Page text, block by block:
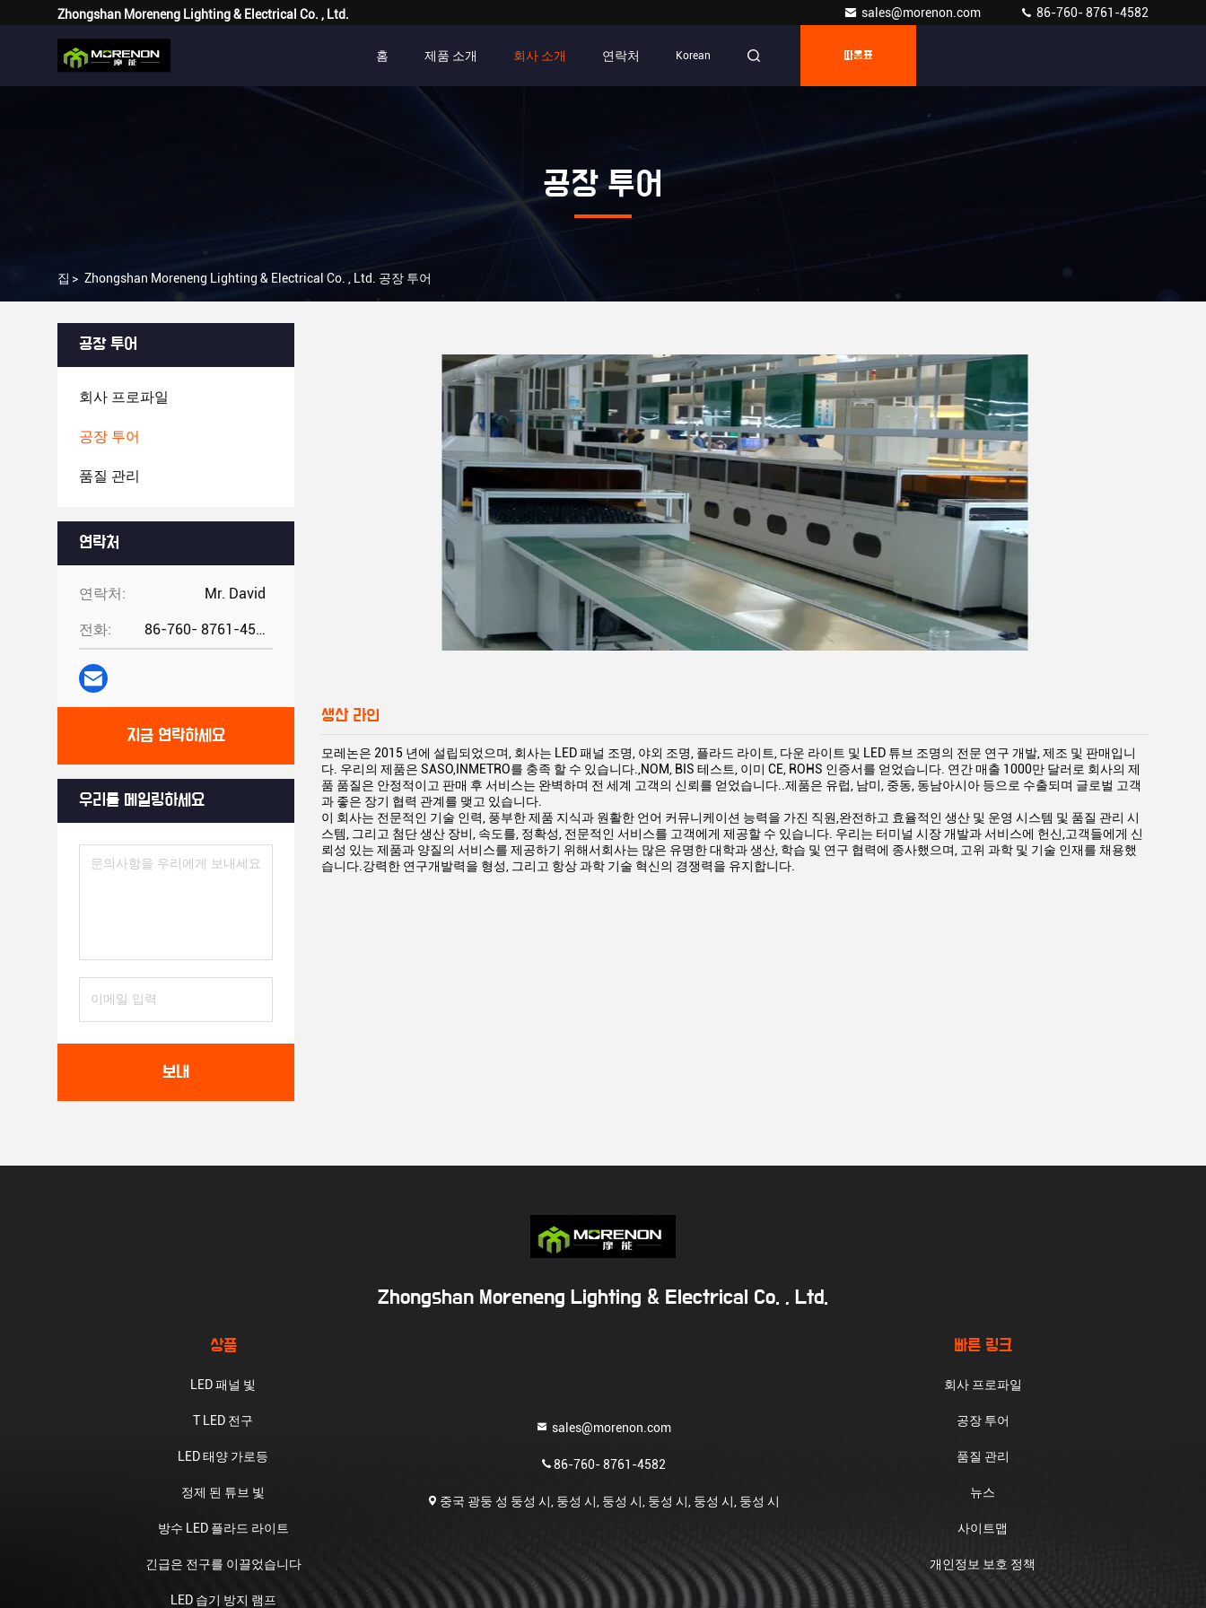
Zhongshan Moreneng Lighting & Electrical Co. , Ltd. sales@morenon.com 86-760- 8761-4582
홈 제품 소개 회사 소개 연락처 Korean 따옴표
공장 투어
집 > Zhongshan Moreneng Lighting & Electrical Co. , Ltd. 공장 투어
공장 투어
회사 프로파일
공장 투어
품질 관리
연락처
연락처: Mr. David
전화: 86-760- 8761-4582
지금 연락하세요
우리를 메일링하세요
보내
생산 라인
모레논은 2015 년에 설립되었으며, 회사는 LED 패널 조명, 야외 조명, 플라드 라이트, 다운 라이트 및 LED 튜브 조명의 전문 연구 개발, 제조 및 판매입니
다. 우리의 제품은 SASO,INMETRO를 충족 할 수 있습니다.,NOM, BIS 테스트, 이미 CE, ROHS 인증서를 얻었습니다. 연간 매출 1000만 달러로 회사의 제
품 품질은 안정적이고 판매 후 서비스는 완벽하며 전 세계 고객의 신뢰를 얻었습니다..제품은 유럽, 남미, 중동, 동남아시아 등으로 수출되며 글로벌 고객
과 좋은 장기 협력 관계를 맺고 있습니다.
이 회사는 전문적인 기술 인력, 풍부한 제품 지식과 원활한 언어 커뮤니케이션 능력을 가진 직원,완전하고 효율적인 생산 및 운영 시스템 및 품질 관리 시
스템, 그리고 첨단 생산 장비, 속도를, 정확성, 전문적인 서비스를 고객에게 제공할 수 있습니다. 우리는 터미널 시장 개발과 서비스에 헌신,고객들에게 신
뢰성 있는 제품과 양질의 서비스를 제공하기 위해서회사는 많은 유명한 대학과 생산, 학습 및 연구 협력에 종사했으며, 고위 과학 및 기술 인재를 채용했
습니다.강력한 연구개발력을 형성, 그리고 항상 과학 기술 혁신의 경쟁력을 유지합니다.
Zhongshan Moreneng Lighting & Electrical Co. , Ltd.
상품
LED 패널 빛
T LED 전구
LED 태양 가로등
정제 된 튜브 빛
방수 LED 플라드 라이트
긴급은 전구를 이끌었습니다
LED 습기 방지 램프
sales@morenon.com
86-760- 8761-4582
중국 광둥 성 둥성 시, 둥성 시, 둥성 시, 둥성 시, 둥성 시, 둥성 시
빠른 링크
회사 프로파일
공장 투어
품질 관리
뉴스
사이트맵
개인정보 보호 정책